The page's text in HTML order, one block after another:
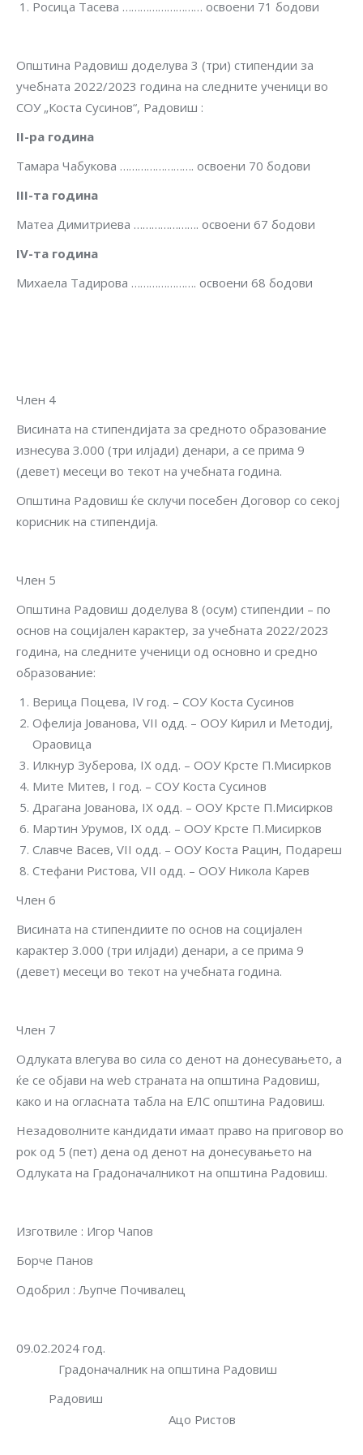
Росица Тасева ……………………… освоени 71 бодови
Општина Радовиш доделува 3 (три) стипендии за
учебната 2022/2023 година на следните ученици во
СОУ „Коста Сусинов“, Радовиш :
II-ра година
Тамара Чабукова ……………………. освоени 70 бодови
III-та година
Матеа Димитриева …………………. освоени 67 бодови
IV-та година
Михаела Тадирова …………………. освоени 68 бодови
Член 4
Висината на стипендијата за средното образование
изнесува 3.000 (три илјади) денари, а се прима 9
(девет) месеци во текот на учебната година.
Општина Радовиш ќе склучи посебен Договор со секој
корисник на стипендија.
Член 5
Општина Радовиш доделува 8 (осум) стипендии – по
основ на социјален карактер, за учебната 2022/2023
година, на следните ученици од основно и средно
образование:
Верица Поцева, IV год. – СОУ Коста Сусинов
Офелија Јованова, VII одд. – ООУ Кирил и Методиј,
Ораовица
Илкнур Зуберова, IX одд. – ООУ Kрсте П.Мисирков
Mите Митев, I год. – СОУ Коста Сусинов
Драгана Јованова, IX одд. – ООУ Kрсте П.Мисирков
Мартин Урумов, IX одд. – ООУ Kрсте П.Мисирков
Славче Васев, VII одд. – ООУ Kоста Рацин, Подареш
Стефани Ристова, VII одд. – ООУ Никола Карев
Член 6
Висината на стипендиите по основ на социјален
карактер 3.000 (три илјади) денари, а се прима 9
(девет) месеци во текот на учебната година.
Член 7
Одлуката влегува во сила со денот на донесувањето, а
ќе се објави на web страната на општина Радовиш,
како и на огласната табла на ЕЛС општина Радовиш.
Незадоволните кандидати имаат право на приговор во
рок од 5 (пет) дена од денот на донесувањето на
Одлуката на Градоначалникот на општина Радовиш.
Изготвиле : Игор Чапов
Борче Панов
Одобрил : Љупче Почивалец
09.02.2024 год.
Градоначалник на општина Радовиш
Радовиш
Ацо Ристов